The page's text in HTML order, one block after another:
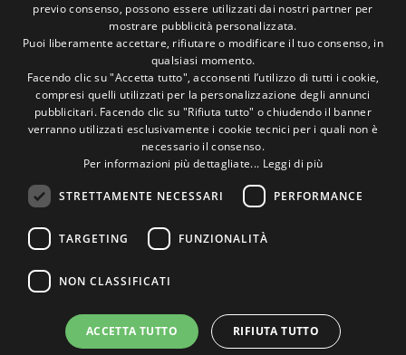
Seguici sui social
1M
Followers
13k
Followers
10+
Followers
300+
Followers
Un pò di foto! @marcosic_fondazione
©2015 Fondazione Marco Simoncelli P. IVA 03980340404 |
ENGLISH
previo consenso, possono essere utilizzati dai nostri partner per
mostrare pubblicità personalizzata.
Puoi liberamente accettare, rifiutare o modificare il tuo consenso, in
qualsiasi momento.
Facendo clic su "Accetta tutto", acconsenti l’utilizzo di tutti i cookie,
compresi quelli utilizzati per la personalizzazione degli annunci
pubblicitari. Facendo clic su "Rifiuta tutto" o chiudendo il banner
verranno utilizzati esclusivamente i cookie tecnici per i quali non è
necessario il consenso.
Per informazioni più dettagliate... Leggi di più
STRETTAMENTE NECESSARI PERFORMANCE
TARGETING FUNZIONALITÀ
NON CLASSIFICATI
ACCETTA TUTTO RIFIUTA TUTTO